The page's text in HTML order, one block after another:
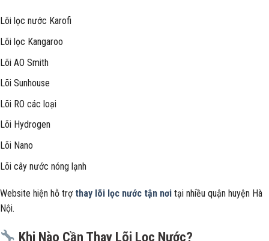
Lõi lọc nước Karofi
Lõi lọc Kangaroo
Lõi AO Smith
Lõi Sunhouse
Lõi RO các loại
Lõi Hydrogen
Lõi Nano
Lõi cây nước nóng lạnh
Website hiện hỗ trợ thay lõi lọc nước tận nơi tại nhiều quận huyện Hà
Nội.
Khi Nào Cần Thay Lõi Lọc Nước?